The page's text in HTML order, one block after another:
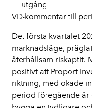
utgång
VD-kommentar till
Det första kvartalet
marknadsläge,
återhållsam riskaptit.
positivt att Proport
riktning, med ökade
period föregående år